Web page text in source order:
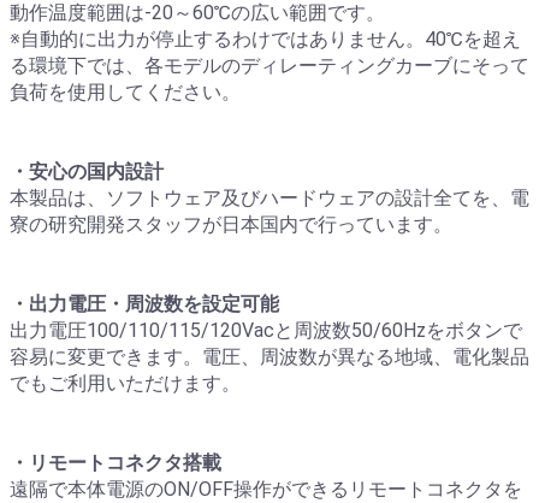
動作温度範囲は-20～60℃の広い範囲です。
※自動的に出力が停止するわけではありません。40℃を超え
る環境下では、各モデルのディレーティングカーブにそって
負荷を使用してください。
・安心の国内設計
本製品は、ソフトウェア及びハードウェアの設計全てを、電
寮の研究開発スタッフが日本国内で行っています。
・出力電圧・周波数を設定可能
出力電圧100/110/115/120Vacと周波数50/60Hzをボタンで
容易に変更できます。電圧、周波数が異なる地域、電化製品
でもご利用いただけます。
・リモートコネクタ搭載
遠隔で本体電源のON/OFF操作ができるリモートコネクタを